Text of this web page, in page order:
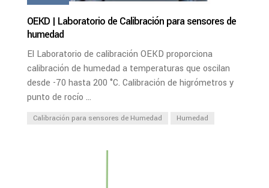
OEKD | Laboratorio de Calibración para sensores de
humedad
El Laboratorio de calibración OEKD proporciona
calibración de humedad a temperaturas que oscilan
desde -70 hasta 200 °C. Calibración de higrómetros y
punto de rocío ...
Calibración para sensores de Humedad Humedad